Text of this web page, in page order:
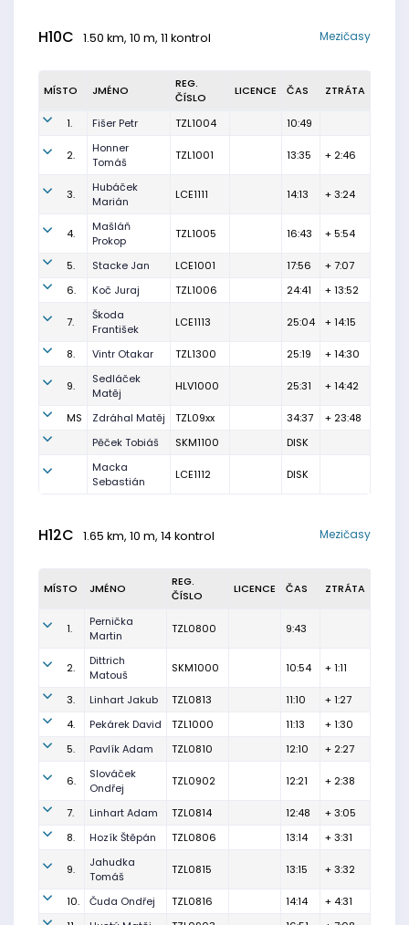
H10C 1.50 km, 10 m, 11 kontrol Mezičasy
MÍSTO JMÉNO
REG.
ČÍSLO
LICENCE ČAS ZTRÁTA
1. Fišer Petr TZL1004 10:49
2.
Honner
Tomáš
TZL1001 13:35 + 2:46
3.
Hubáček
Marián
LCE1111 14:13 + 3:24
4.
Mašláň
Prokop
TZL1005 16:43 + 5:54
5. Stacke Jan LCE1001 17:56
+ 7:07
6.
Koč Juraj TZL1006 24:41 + 13:52
7.
Škoda
František
LCE1113 25:04 + 14:15
8. Vintr Otakar TZL1300 25:19 + 14:30
9.
Sedláček
Matěj
HLV1000 25:31 + 14:42
MS Zdráhal Matěj TZL09xx 34:37
+ 23:48
Pěček Tobiáš
SKM1100
DISK
Macka
Sebastián
LCE1112 DISK
H12C 1.65 km, 10 m, 14 kontrol Mezičasy
MÍSTO JMÉNO
REG.
ČÍSLO
LICENCE ČAS ZTRÁTA
1.
Pernička
Martin
TZL0800 9:43
2.
Dittrich
Matouš
SKM1000 10:54 + 1:11
3. Linhart Jakub TZL0813 11:10
+ 1:27
4.
Pekárek David TZL1000 11:13
+ 1:30
5.
Pavlík Adam TZL0810 12:10 + 2:27
6.
Slováček
Ondřej
TZL0902 12:21 + 2:38
7. Linhart Adam TZL0814 12:48
+ 3:05
8.
Hozík Štěpán TZL0806 13:14 + 3:31
9.
Jahudka
Tomáš
TZL0815 13:15 + 3:32
10. Čuda Ondřej TZL0816 14:14
+ 4:31